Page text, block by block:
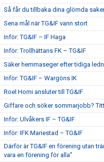
Så får du tillbaka dina glömda
Sena mål när TG&IF vann stort
Inför: TG&IF – IF Haga
Inför: Trollhättans FK – TG&IF
Säker hemmaseger efter tidiga
Inför: TG&IF – Wargöns IK
Roel Homi ansluter till TG&IF
Giffare och söker sommarjobb?
Inför: Ulvåkers IF – TG&IF
Inför: IFK Mariestad – TG&IF
Därför är TG&IF en förening utan
vara en förening för alla”